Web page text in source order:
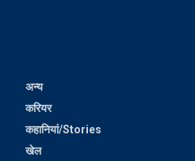
अन्य
करियर
कहानियां/Stories
खेल